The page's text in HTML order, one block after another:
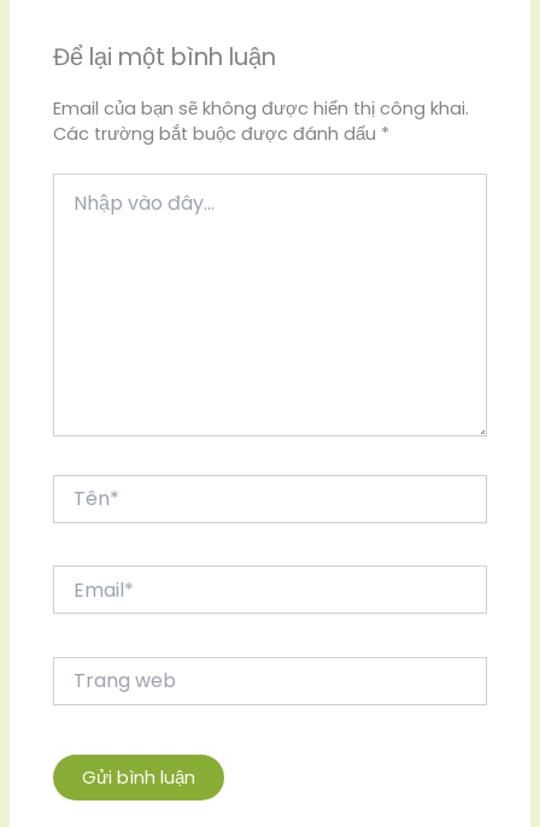
Để lại một bình luận
Email của bạn sẽ không được hiển thị công khai.
Các trường bắt buộc được đánh dấu *
vào
Tên*
web